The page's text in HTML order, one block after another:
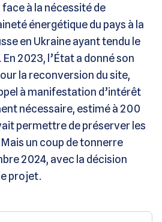
à la nécessité de
énergétique du pays à la
en Ukraine ayant tendu le
2023, l’État a donné son
la reconversion du site,
à manifestation d’intérêt
nécessaire, estimé à 200
permettre de préserver les
un coup de tonnerre
2024, avec la décision
projet.